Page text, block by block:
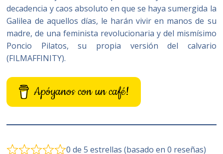
decadencia y caos absoluto en que se haya sumergida la
Galilea de aquellos días, le harán vivir en manos de su
madre, de una feminista revolucionaria y del mismísimo
Poncio Pilatos, su propia versión del calvario
(FILMAFFINITY).
Apóyanos con un café!
0 de 5 estrellas (basado en 0 reseñas)